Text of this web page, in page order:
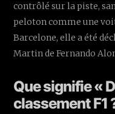
contrôlé sur la piste,
peloton comme une
Barcelone, elle a été
Martin de Fernando
Que signifie «
classement F1